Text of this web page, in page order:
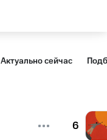
Актуально сейчас
6